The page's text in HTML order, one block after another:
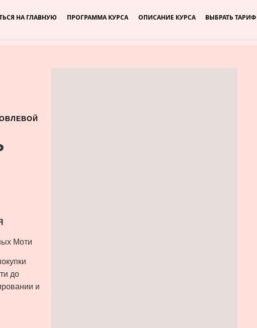
НА ГЛАВНУЮ ПРОГРАММА КУРСА ОПИСАНИЕ КУРСА ВЫБРАТЬ ТАРИФ
Моти
до
и